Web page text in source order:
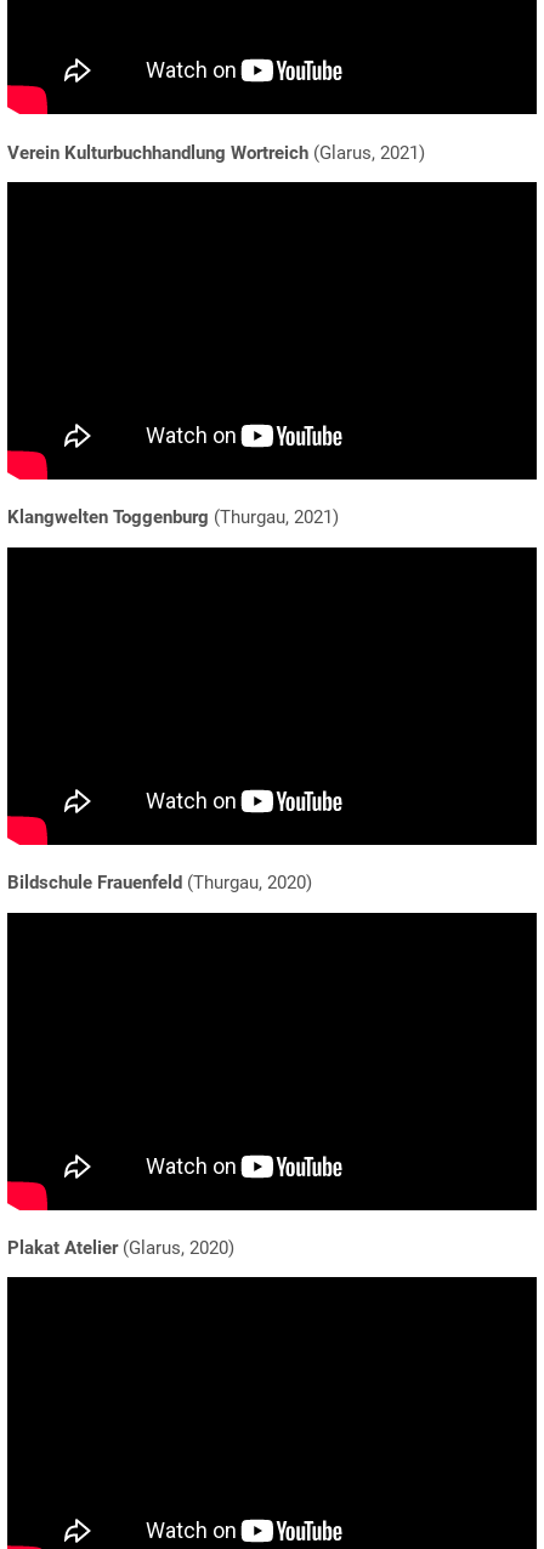
Verein Kulturbuchhandlung Wortreich (Glarus, 2021)
Klangwelten Toggenburg (Thurgau, 2021)
Bildschule Frauenfeld (Thurgau, 2020)
Plakat Atelier(Glarus, 2020)